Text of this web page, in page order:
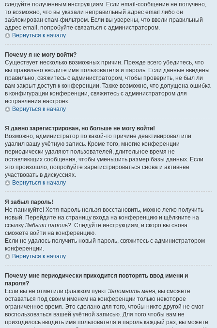
следуйте полученным инструкциям. Если email-сообщение не получено,
то возможно, что вы указали неправильный адрес email либо он
заблокирован спам-фильтром. Если вы уверены, что ввели правильный
адрес email, попробуйте связаться с администратором.
Вернуться к началу
Почему я не могу войти?
Существует несколько возможных причин. Прежде всего убедитесь, что
вы правильно вводите имя пользователя и пароль. Если данные введены
правильно, свяжитесь с администратором, чтобы проверить, не был ли
вам закрыт доступ к конференции. Также возможно, что допущена ошибка
в конфигурации конференции, свяжитесь с администратором для
исправления настроек.
Вернуться к началу
Я давно зарегистрирован, но больше не могу войти!
Возможно, администратор по какой-то причине деактивировал или
удалил вашу учётную запись. Кроме того, многие конференции
периодически удаляют пользователей, длительное время не
оставляющих сообщения, чтобы уменьшить размер базы данных. Если
это произошло, попробуйте зарегистрироваться снова и активнее
участвовать в дискуссиях.
Вернуться к началу
Я забыл пароль!
Не паникуйте! Хотя пароль нельзя восстановить, можно легко получить
новый. Перейдите на страницу входа на конференцию и щёлкните на
ссылку Забыли пароль?. Следуйте инструкциям, и скоро вы снова
сможете войти на конференцию.
Если не удалось получить новый пароль, свяжитесь с администратором
конференции.
Вернуться к началу
Почему мне периодически приходится повторять ввод имени и
пароля?
Если вы не отметили флажком пункт Запомнить меня, вы сможете
оставаться под своим именем на конференции только некоторое
ограниченное время. Это сделано для того, чтобы никто другой не смог
воспользоваться вашей учётной записью. Для того чтобы вам не
приходилось вводить имя пользователя и пароль каждый раз, вы можете